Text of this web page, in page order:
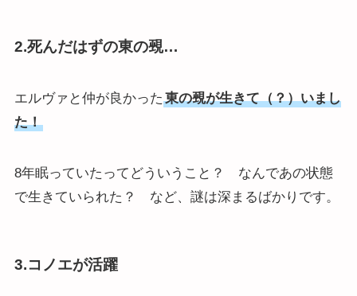
2.死んだはずの東の覡…
エルヴァと仲が良かった 東の覡が生きて（？）いまし
た！
8年眠っていたってどういうこと？ なんであの状態
で生きていられた？ など、謎は深まるばかりです。
3.コノエが活躍